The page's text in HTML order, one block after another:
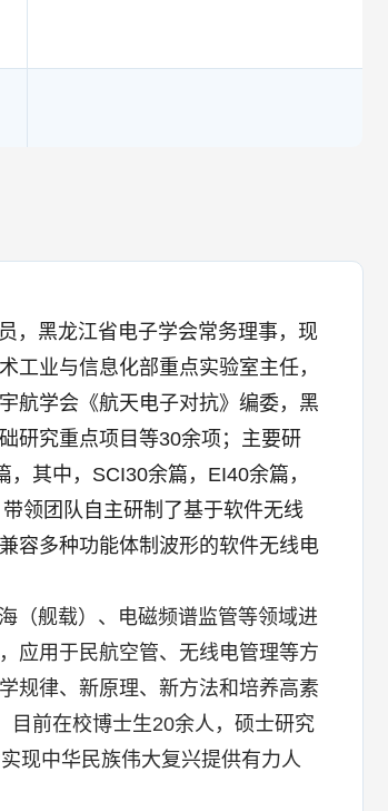
黑龙江省电子学会常务理事，现
工业与信息化部重点实验室主任，
航学会《航天电子对抗》编委，黑
研究重点项目等30余项；主要研
其中，SCI30余篇，EI40余篇，
领团队自主研制了基于软件无线
容多种功能体制波形的软件无线电
舰载）、电磁频谱监管等领域进
应用于民航空管、无线电管理等方
规律、新原理、新方法和培养高素
目前在校博士生20余人，硕士研究
现中华民族伟大复兴提供有力人